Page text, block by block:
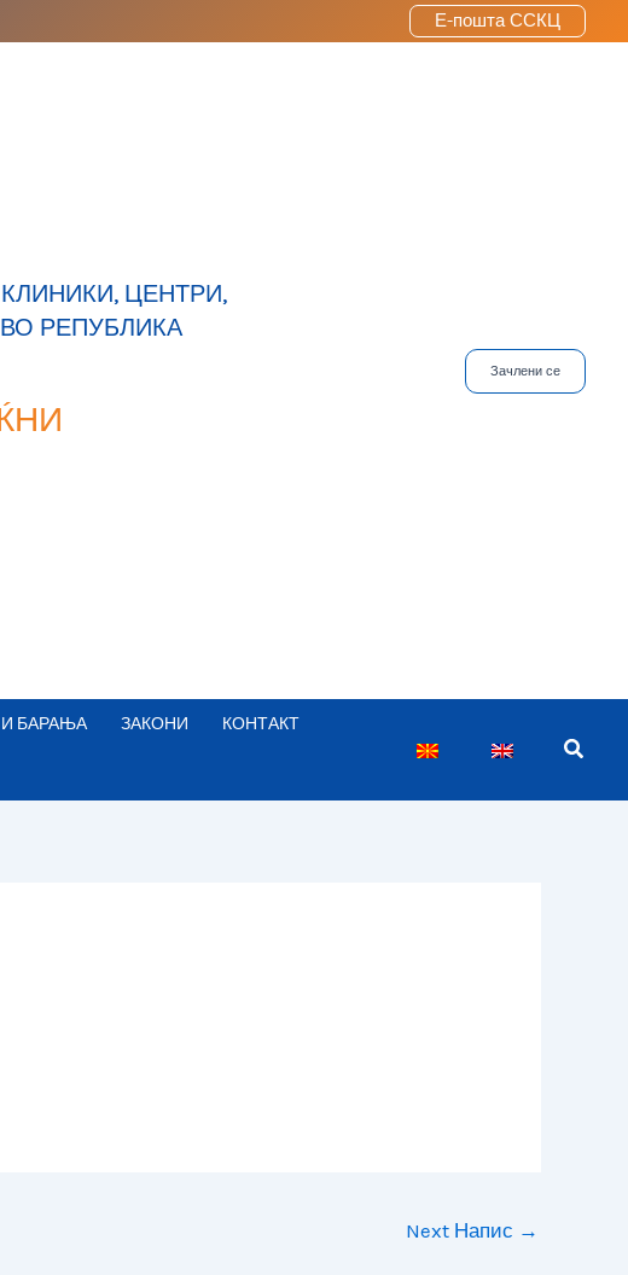
Е-пошта ССКЦ
ЦЕНТРИ,
РЕПУБЛИКА
Зачлени се
БАРАЊА ЗАКОНИ КОНТАКТ
Next Напис →